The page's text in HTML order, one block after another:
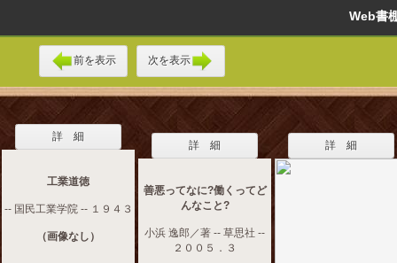
Web
前を表示 次を表示
詳 細
工業道徳
-- 国民工業学院 -- １９４３
（画像なし）
詳 細
善悪ってなに?働くってど
んなこと?
小浜 逸郎／著 -- 草思社 --
２００５．３
詳 細